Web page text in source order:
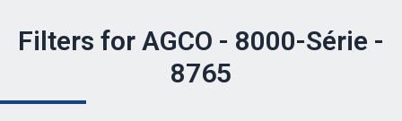
Filters for AGCO - 8000-Série -
8765